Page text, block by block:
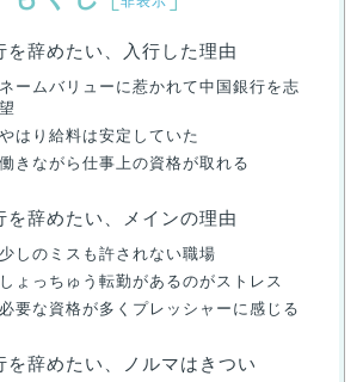
を辞めたい、入行した理由
ネームバリューに惹かれて中国銀行を志
望
やはり給料は安定していた
働きながら仕事上の資格が取れる
を辞めたい、メインの理由
少しのミスも許されない職場
しょっちゅう転勤があるのがストレス
必要な資格が多くプレッシャーに感じる
を辞めたい、ノルマはきつい